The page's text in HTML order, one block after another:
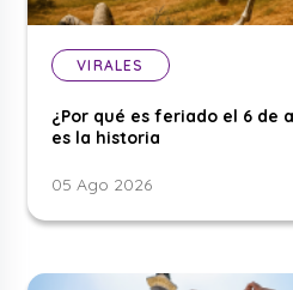
VIRALES
¿Por qué es feriado el 6 de
es la historia
05 Ago 2026